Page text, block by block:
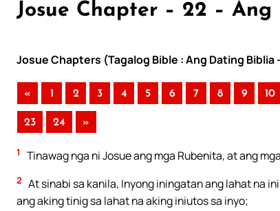
Josue Chapter – 22 –
Josue Chapters (Tagalog Bible : Ang Dating Biblia
« 1 2 3 4 5 6 7 8 9 10
23 24 »
1 Tinawag nga ni Josue ang mga Rubenita, at ang
2 At sinabi sa kanila, Inyong iningatan ang lahat na
ang aking tinig sa lahat na aking iniutos sa inyo;